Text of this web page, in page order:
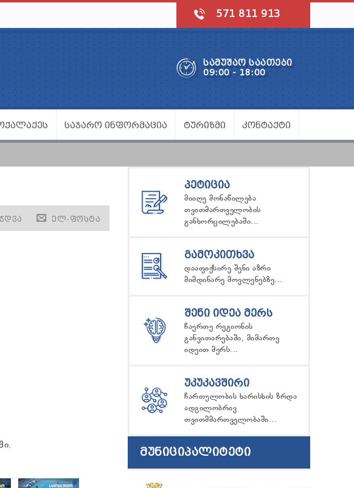
571 811 913
ᲡᲐᲛᲣᲨᲐᲝ ᲡᲐᲐᲗᲔᲑᲘ
09:00 - 18:00
ᲡᲐᲯᲐᲠᲝ ᲘᲜᲤᲝᲠᲛᲐᲪᲘᲐ ᲢᲣᲠᲘᲖᲛᲘ ᲙᲝᲜᲢᲐᲥᲢᲘ
ᲔᲚ-ᲤᲝᲡᲢᲐ
ᲞᲔᲢᲘᲪᲘᲐ
მიიღე მონაწილება
თვითმართველობის
განხორცილებაში...
ᲒᲐᲛᲝᲙᲘᲗᲮᲕᲐ
დააფიქსირე შენი აზრი
მიმდინარე მოვლენებზე...
ᲨᲔᲜᲘ ᲘᲓᲔᲐ ᲛᲔᲠᲡ
ჩაერთე რეგიონის
განვითარებაში, მიმართე
იდეით მერს...
ᲣᲙᲣᲙᲐᲕᲨᲘᲠᲘ
ჩართულობის ხარისხის ზრდა
ადგილობრივ
თვითმმართველობაში...
ᲛᲣᲜᲘᲪᲘᲞᲐᲚᲘᲢᲔᲢᲘ